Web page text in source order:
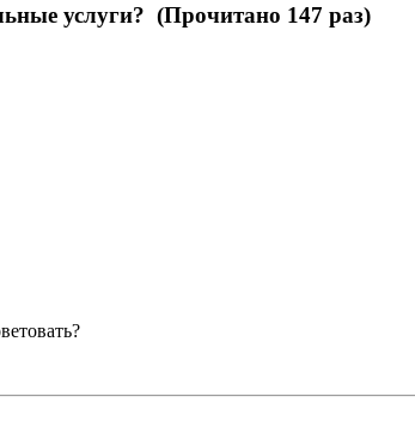
услуги? (Прочитано 147 раз)